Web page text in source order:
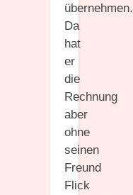
übernehmen.
Da
hat
er
die
Rechnung
aber
ohne
seinen
Freund
Flick